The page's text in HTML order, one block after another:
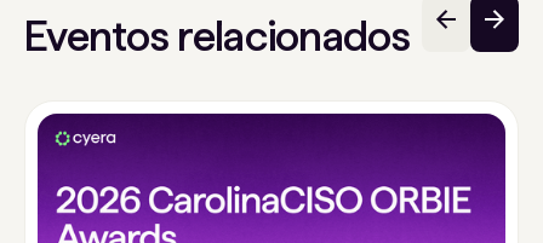
Eventos relacionados